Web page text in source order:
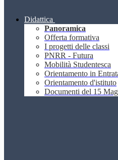
Didattica
Panoramica
Offerta formativa
I progetti delle classi
PNRR - Futura
Mobilità Studentesca
Orientamento in
Orientamento d'istituto
Documenti del 15